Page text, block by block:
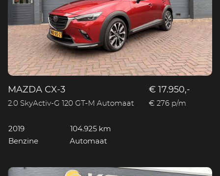
MAZDA CX-3
2.0 SkyActiv-G 120 GT-M Automaat
€ 17.950,-
€ 276 p/m
2019
104.925 km
Benzine
Automaat